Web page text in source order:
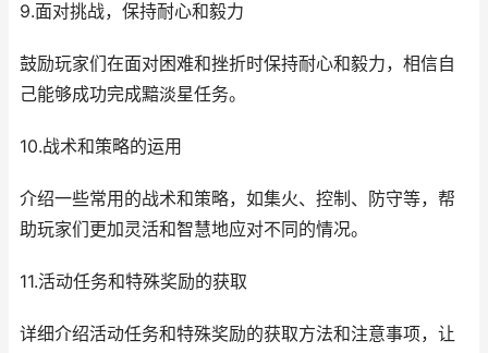
9.面对挑战，保持耐心和毅力
鼓励玩家们在面对困难和挫折时保持耐心和毅力，相信自
己能够成功完成黯淡星任务。
10.战术和策略的运用
介绍一些常用的战术和策略，如集火、控制、防守等，帮
助玩家们更加灵活和智慧地应对不同的情况。
11.活动任务和特殊奖励的获取
详细介绍活动任务和特殊奖励的获取方法和注意事项，让